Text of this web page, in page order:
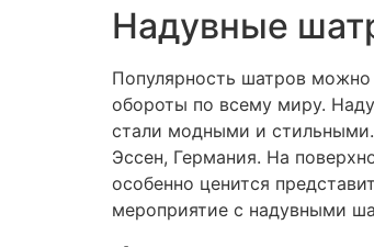
Надувные
Популярность шатров можно
обороты по всему миру.
стали модными и стильными.
Эссен, Германия. На
особенно ценится
мероприятие с надувными